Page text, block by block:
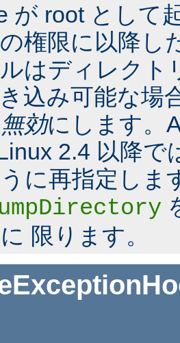
が root として
権限に以降し
はディレクト
込み可能な場
無効にします。
2.4 以降で
に再指定しま
限ります。